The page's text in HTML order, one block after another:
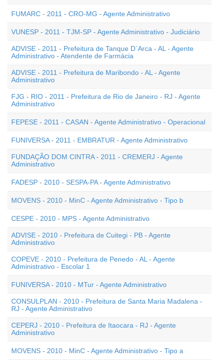
FUMARC - 2011 - CRO-MG - Agente Administrativo
VUNESP - 2011 - TJM-SP - Agente Administrativo - Judiciário
ADVISE - 2011 - Prefeitura de Tanque D`Arca - AL - Agente
Administrativo - Atendente de Farmácia
ADVISE - 2011 - Prefeitura de Maribondo - AL - Agente
Administrativo
FJG - RIO - 2011 - Prefeitura de Rio de Janeiro - RJ - Agente
Administrativo
FEPESE - 2011 - CASAN - Agente Administrativo - Operacional
FUNIVERSA - 2011 - EMBRATUR - Agente Administrativo
FUNDAÇÃO DOM CINTRA - 2011 - CREMERJ - Agente
Administrativo
FADESP - 2010 - SESPA-PA - Agente Administrativo
MOVENS - 2010 - MinC - Agente Administrativo - Tipo b
CESPE - 2010 - MPS - Agente Administrativo
ADVISE - 2010 - Prefeitura de Cuitegi - PB - Agente
Administrativo
COPEVE - 2010 - Prefeitura de Penedo - AL - Agente
Administrativo - Escolar 1
FUNIVERSA - 2010 - MTur - Agente Administrativo
CONSULPLAN - 2010 - Prefeitura de Santa Maria Madalena -
RJ - Agente Administrativo
CEPERJ - 2010 - Prefeitura de Itaocara - RJ - Agente
Administrativo
MOVENS - 2010 - MinC - Agente Administrativo - Tipo a